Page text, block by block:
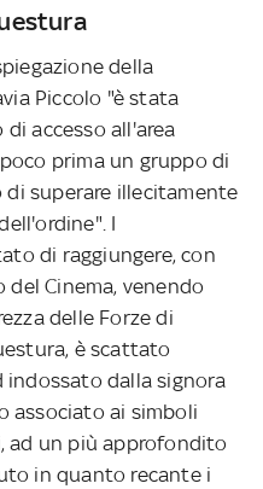
della
Piccolo "è stata
accesso all'area
prima un gruppo di
superare illecitamente
I
di raggiungere, con
del Cinema, venendo
delle Forze di
è scattato
indossato dalla signora
associato ai simboli
ad un più approfondito
in quanto recante i